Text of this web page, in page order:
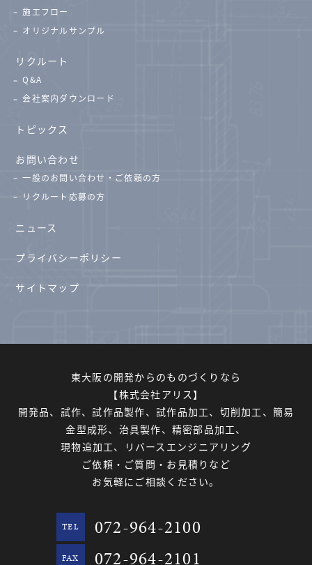
施工フロー
オリジナルサンプル
リクルート
Q&A
会社案内ダウンロード
トピックス
お問い合わせ
一般のお問い合わせ・ご依頼の方
リクルート応募の方
ニュース
プライバシーポリシー
サイトマップ
東大阪の開発からのものづくりなら
【株式会社アリス】
開発品、試作、試作品製作、試作品加工、切削加工、簡易
金型成形、治具製作、精密部品加工、
現物追加工、リバースエンジニアリング
ご依頼・ご質問・お見積りなど
お気軽にご相談ください。
TEL 072-964-2100
FAX 072-964-2101